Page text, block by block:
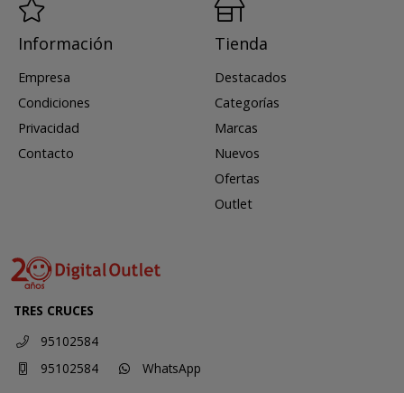
Información
Empresa
Condiciones
Privacidad
Contacto
Tienda
Destacados
Categorías
Marcas
Nuevos
Ofertas
Outlet
TRES CRUCES
95102584
95102584
WhatsApp